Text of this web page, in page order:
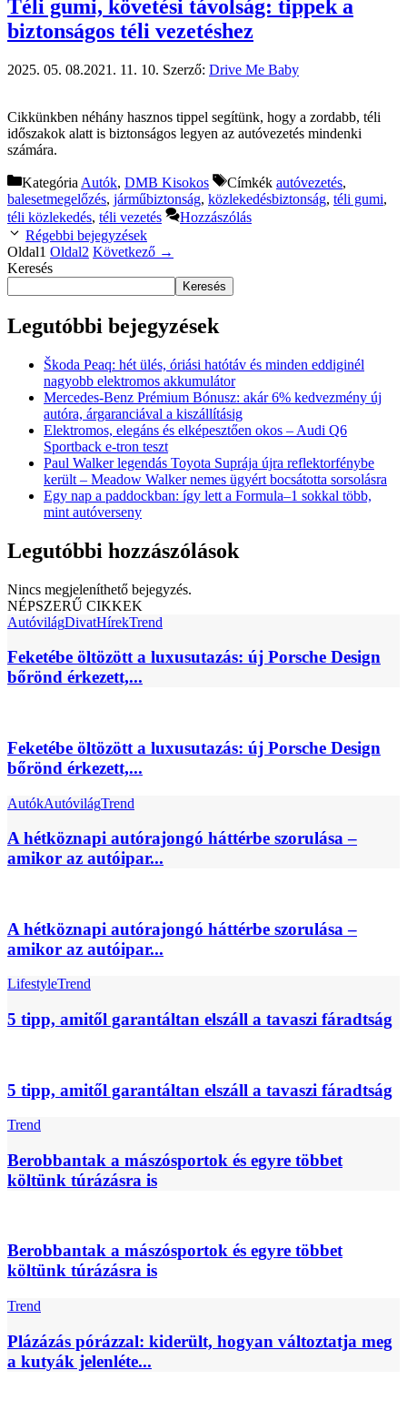
Téli gumi, követési távolság: tippek a
biztonságos téli vezetéshez
2025. 05. 08.2021. 11. 10. Szerző: Drive Me Baby
Cikkünkben néhány hasznos tippel segítünk, hogy a zordabb, téli
időszakok alatt is biztonságos legyen az autóvezetés mindenki
számára.
Kategória Autók, DMB Kisokos Címkék autóvezetés,
balesetmegelőzés, járműbiztonság, közlekedésbiztonság, téli gumi,
téli közlekedés, téli vezetés
Hozzászólás
Régebbi bejegyzések
Oldal1 Oldal2 Következő →
Keresés
Keresés
Legutóbbi bejegyzések
Škoda Peaq: hét ülés, óriási hatótáv és minden eddiginél
nagyobb elektromos akkumulátor
Mercedes-Benz Prémium Bónusz: akár 6% kedvezmény új
autóra, árgaranciával a kiszállításig
Elektromos, elegáns és elképesztően okos – Audi Q6
Sportback e-tron teszt
Paul Walker legendás Toyota Suprája újra reflektorfénybe
került – Meadow Walker nemes ügyért bocsátotta sorsolásra
Egy nap a paddockban: így lett a Formula–1 sokkal több,
mint autóverseny
Legutóbbi hozzászólások
Nincs megjeleníthető bejegyzés.
NÉPSZERŰ CIKKEK
AutóvilágDivatHírekTrend
Feketébe öltözött a luxusutazás: új Porsche Design
bőrönd érkezett,...
Feketébe öltözött a luxusutazás: új Porsche Design
bőrönd érkezett,...
AutókAutóvilágTrend
A hétköznapi autórajongó háttérbe szorulása –
amikor az autóipar...
A hétköznapi autórajongó háttérbe szorulása –
amikor az autóipar...
LifestyleTrend
5 tipp, amitől garantáltan elszáll a tavaszi fáradtság
5 tipp, amitől garantáltan elszáll a tavaszi fáradtság
Trend
Berobbantak a mászósportok és egyre többet
költünk túrázásra is
Berobbantak a mászósportok és egyre többet
költünk túrázásra is
Trend
Plázázás pórázzal: kiderült, hogyan változtatja meg
a kutyák jelenléte...